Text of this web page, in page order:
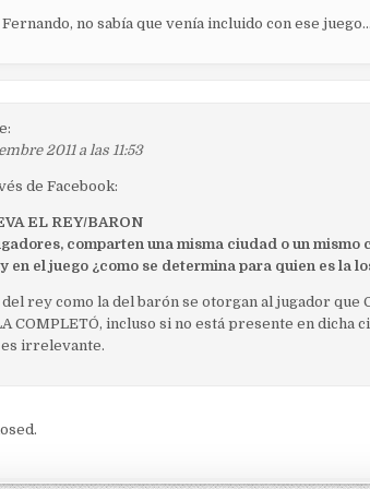
no sabía que venía incluido con ese
2011 a las 11:53
de Facebook:
EL REY/BARON
comparten una misma ciudad o un
en el juego ¿como se determina para quien es la
rey como la del barón se otorgan al jugador que
COMPLETÓ, incluso si no está presente en dicha
irrelevante.